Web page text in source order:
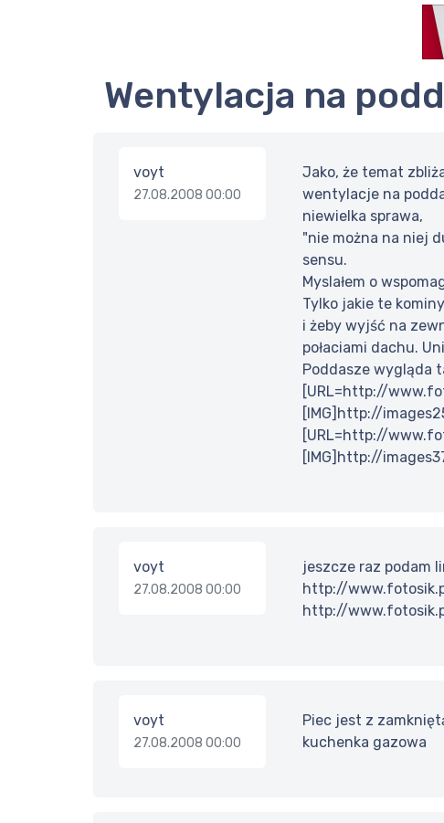
Wentylacja na
voyt
27.08.2008 00:00
Jako, że temat
wentylacje na
niewielka sprawa,
"nie można na niej
sensu.
Myslałem o
Tylko jakie te
i żeby wyjść na
połaciami dachu.
Poddasze wygląda
[URL=http://
[IMG]http://
[URL=http://
[IMG]http://
voyt
27.08.2008 00:00
jeszcze raz podam
http://
http://
voyt
27.08.2008 00:00
Piec jest z
kuchenka gazowa